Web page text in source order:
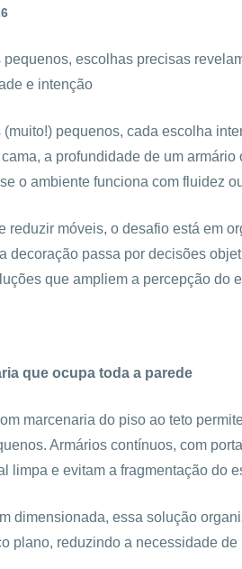
pequenos, escolhas precisas
e intenção
(muito!) pequenos, cada escolha
a profundidade de um
o ambiente funciona com fluidez
reduzir móveis, o desafio está em
decoração passa por decisões
que ampliem a percepção do
que ocupa toda a parede
marcenaria do piso ao teto
Armários contínuos, com
limpa e evitam a fragmentação do
dimensionada, essa solução
plano, reduzindo a necessidade de